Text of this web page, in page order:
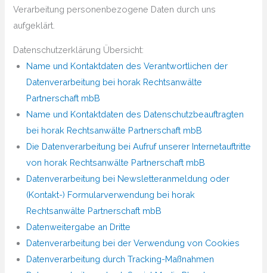
Verarbeitung personenbezogene Daten durch uns
aufgeklärt.
Datenschutzerklärung Übersicht:
Name und Kontaktdaten des Verantwortlichen der
Datenverarbeitung bei horak Rechtsanwälte
Partnerschaft mbB
Name und Kontaktdaten des Datenschutzbeauftragten
bei horak Rechtsanwälte Partnerschaft mbB
Die Datenverarbeitung bei Aufruf unserer Internetauftritte
von horak Rechtsanwälte Partnerschaft mbB
Datenverarbeitung bei Newsletteranmeldung oder
(Kontakt-) Formularverwendung bei horak
Rechtsanwälte Partnerschaft mbB
Datenweitergabe an Dritte
Datenverarbeitung bei der Verwendung von Cookies
Datenverarbeitung durch Tracking-Maßnahmen